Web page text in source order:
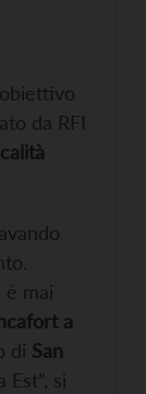
da RFI
mai
a
di San
si